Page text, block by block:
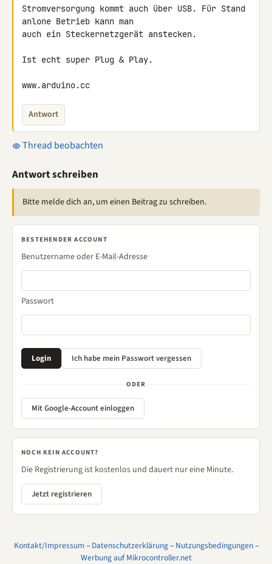
Stromversorgung kommt auch über USB. Für Stand
anlone Betrieb kann man
auch ein Steckernetzgerät anstecken.
Ist echt super Plug & Play.
www.arduino.cc
Antwort
Thread beobachten
Antwort schreiben
Bitte melde dich an, um einen Beitrag zu schreiben.
BESTEHENDER ACCOUNT
Benutzername oder E-Mail-Adresse
Passwort
ODER
Mit Google-Account einloggen
NOCH KEIN ACCOUNT?
Die Registrierung ist kostenlos und dauert nur eine Minute.
Jetzt registrieren
Kontakt/Impressum– Datenschutzerklärung– Nutzungsbedingungen–
Werbung auf Mikrocontroller.net